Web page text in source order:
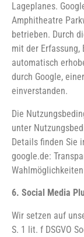
Lageplanes.
Amphitheatre
betrieben. Durch
mit der
automatisch
durch Google,
einverstanden.
Die
unter
Details finden Sie
google.de:
6. Social Media
Wir setzen auf
S. 1 lit. f DSGVO